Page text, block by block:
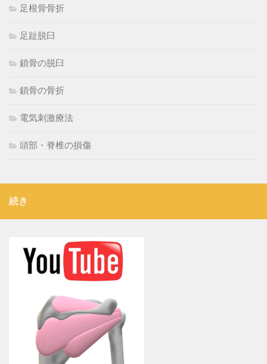
足根骨骨折
足趾脱臼
鎖骨の脱臼
鎖骨の骨折
電気刺激療法
頭部・脊椎の損傷
続き